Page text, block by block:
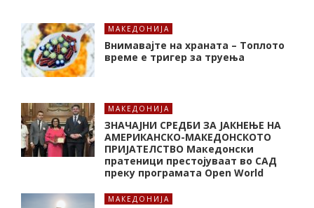
МАКЕДОНИЈА
Внимавајте на храната – Топлото
време е тригер за труења
МАКЕДОНИЈА
ЗНАЧАЈНИ СРЕДБИ ЗА ЈАКНЕЊЕ НА
АМЕРИКАНСКО-МАКЕДОНСКОТО
ПРИЈАТЕЛСТВО Македонски
пратеници престојуваат во САД
преку програмата Open World
МАКЕДОНИЈА